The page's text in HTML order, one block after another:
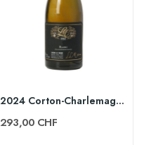
2024 Corton-Charlemagne Grand Cru 75cl - Lucien...
293,00 CHF